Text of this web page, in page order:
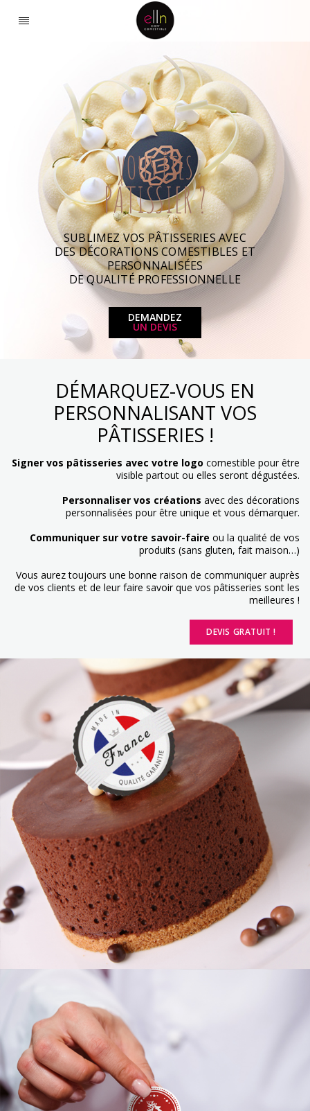
VOUS ÊTES
PÂTISSIER ?
SUBLIMEZ VOS PÂTISSERIES AVEC
DES DÉCORATIONS COMESTIBLES ET
PERSONNALISÉES
DE QUALITÉ PROFESSIONNELLE
DEMANDEZ
UN DEVIS
DÉMARQUEZ-VOUS EN
PERSONNALISANT VOS
PÂTISSERIES !
Signer vos pâtisseries avec votre logo comestible pour être
visible partout ou elles seront dégustées.
Personnaliser vos créations avec des décorations
personnalisées pour être unique et vous démarquer.
Communiquer sur votre savoir-faire ou la qualité de vos
produits (sans gluten, fait maison…)
Vous aurez toujours une bonne raison de communiquer auprès
de vos clients et de leur faire savoir que vos pâtisseries sont les
meilleures !
DEVIS GRATUIT !